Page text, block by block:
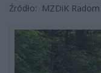
Źródło: MZDiK Radom